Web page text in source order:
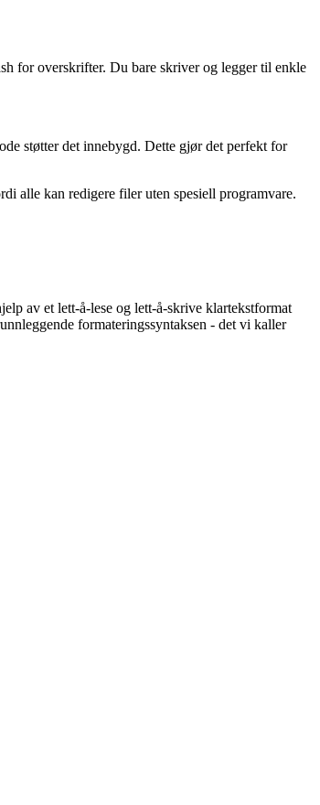
for overskrifter. Du bare skriver og legger til enkle
støtter det innebygd. Dette gjør det perfekt for
alle kan redigere filer uten spesiell programvare.
av et lett-å-lese og lett-å-skrive klartekstformat
formateringssyntaksen - det vi kaller